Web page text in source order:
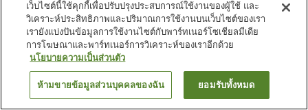
ร้านอาหาร
ตู้จำหน่ายอัตโนมัติ
ห้องประชุม
ห้องจัดเลี้ยง
หน้าแรก ญี่ปุ่น โตเกียว
ค้นหาห้องพัก
เว็บไซต์นี้ใช้คุกกี้เพื่อปรับปรุงประสบการณ์ใช้งานของผู้ใช้ และ
วิเคราะห์ประสิทธิภาพและปริมาณการใช้งานบนเว็บไซต์ของเรา
เรายังแบ่งปันข้อมูลการใช้งานไซต์กับพาร์ทเนอร์โซเชียลมีเดีย
การโฆษณาและพาร์ทเนอร์การวิเคราะห์ของเราอีกด้วย
นโยบายความเป็นส่วนตัว
ห้ามขายข้อมูลส่วนบุคคลของฉัน ยอมรับทั้งหมด